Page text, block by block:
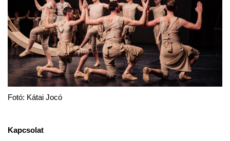
Fotó: Kátai Jocó
Kapcsolat